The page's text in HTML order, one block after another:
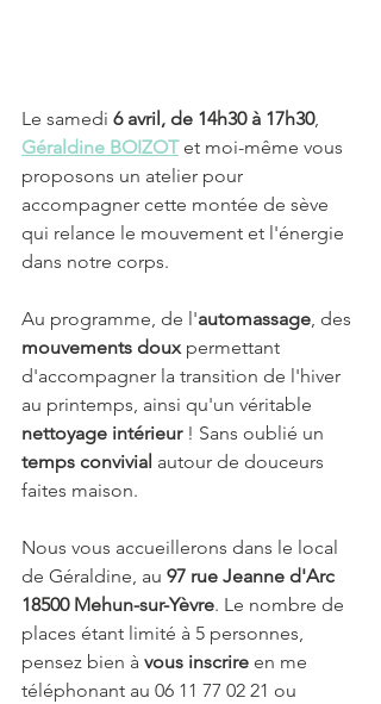
Le samedi 6 avril, de 14h30 à 17h30,
Géraldine BOIZOT et moi-même vous
proposons un atelier pour
accompagner cette montée de sève
qui relance le mouvement et l'énergie
dans notre corps.
Au programme, de l'automassage , des
mouvements doux permettant
d'accompagner la transition de l'hiver
au printemps, ainsi qu'un véritable
nettoyage intérieur ! Sans oublié un
temps convivial autour de douceurs
faites maison.
Nous vous accueillerons dans le local
de Géraldine, au 97 rue Jeanne d'Arc
18500 Mehun-sur-Yèvre. Le nombre de
places étant limité à 5 personnes,
pensez bien à vous inscrire en me
téléphonant au 06 11 77 02 21 ou